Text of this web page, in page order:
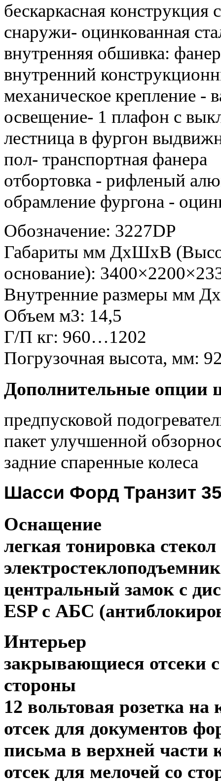
бескаркасная конструкция
снаружи- оцинкованная
внутренняя обшивка:
внутренний
механическое крепление -
освещение- 1 плафон с
лестница в фургон
пол- транспортная фанера
отбортовка - рифленый
обрамление фургона -
Обозначение: 3227DP
Габариты мм ДxШxВ (
основание):
Внутренние размеры мм
Объем м3: 14,5
Г/П кг: 960…1202
Погрузочная высота, мм:
Дополнительные опции
предпусковой
пакет улучшенной
задние спаренные колеса
Шасси Форд Транзит
Оснащение
легкая тонировка стекол
центральный замок с
ESP с АБС (
Интерьер
закрывающиеся отсеки
стороны
12 вольтовая розетка
отсек для документов
письма в верхней части
отсек для мелочей со